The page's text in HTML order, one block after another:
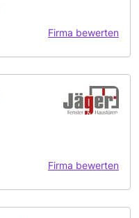
Firma bewerten
Firma bewerten